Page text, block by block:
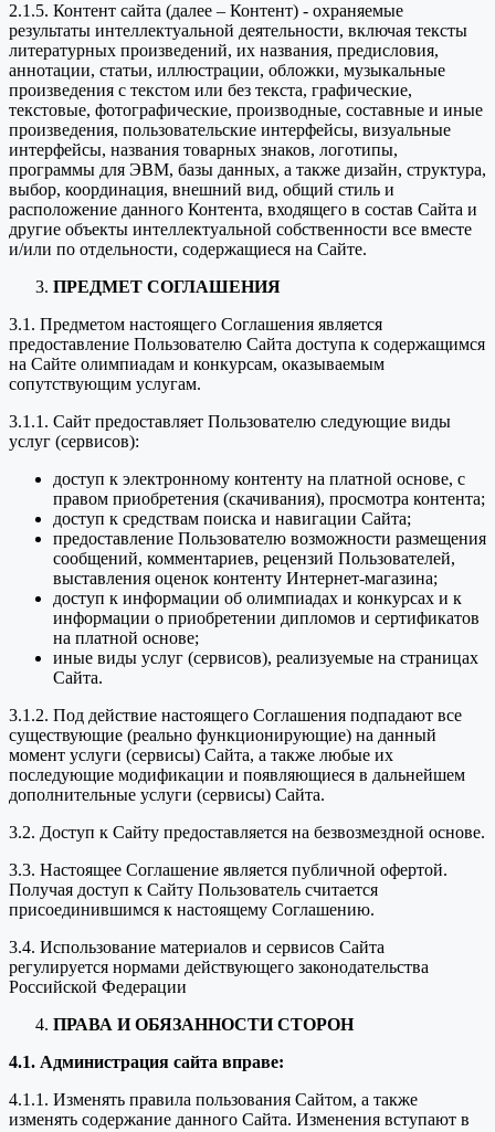
2.1.5. Контент сайта (далее – Контент) - охраняемые
результаты интеллектуальной деятельности, включая тексты
литературных произведений, их названия, предисловия,
аннотации, статьи, иллюстрации, обложки, музыкальные
произведения с текстом или без текста, графические,
текстовые, фотографические, производные, составные и иные
произведения, пользовательские интерфейсы, визуальные
интерфейсы, названия товарных знаков, логотипы,
программы для ЭВМ, базы данных, а также дизайн, структура,
выбор, координация, внешний вид, общий стиль и
расположение данного Контента, входящего в состав Сайта и
другие объекты интеллектуальной собственности все вместе
и/или по отдельности, содержащиеся на Сайте.
ПРЕДМЕТ СОГЛАШЕНИЯ
3.1. Предметом настоящего Соглашения является
предоставление Пользователю Сайта доступа к содержащимся
на Сайте олимпиадам и конкурсам, оказываемым
сопутствующим услугам.
3.1.1. Сайт предоставляет Пользователю следующие виды
услуг (сервисов):
доступ к электронному контенту на платной основе, с
правом приобретения (скачивания), просмотра контента;
доступ к средствам поиска и навигации Сайта;
предоставление Пользователю возможности размещения
сообщений, комментариев, рецензий Пользователей,
выставления оценок контенту Интернет-магазина;
доступ к информации об олимпиадах и конкурсах и к
информации о приобретении дипломов и сертификатов
на платной основе;
иные виды услуг (сервисов), реализуемые на страницах
Сайта.
3.1.2. Под действие настоящего Соглашения подпадают все
существующие (реально функционирующие) на данный
момент услуги (сервисы) Сайта, а также любые их
последующие модификации и появляющиеся в дальнейшем
дополнительные услуги (сервисы) Сайта.
3.2. Доступ к Сайту предоставляется на безвозмездной основе.
3.3. Настоящее Соглашение является публичной офертой.
Получая доступ к Сайту Пользователь считается
присоединившимся к настоящему Соглашению.
3.4. Использование материалов и сервисов Сайта
регулируется нормами действующего законодательства
Российской Федерации
ПРАВА И ОБЯЗАННОСТИ СТОРОН
4.1. Администрация сайта вправе:
4.1.1. Изменять правила пользования Сайтом, а также
изменять содержание данного Сайта. Изменения вступают в